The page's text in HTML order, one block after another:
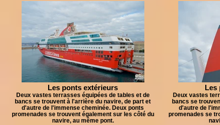
Les ponts extérieurs
Deux vastes terrasses équipées de tables et de
bancs se trouvent à l'arrière du navire, de part et
d'autre de l'immense cheminée. Deux ponts
promenades se trouvent également sur les côté du
navire, au même pont.
Les
Deux vastes
bancs se
d'autre de
promenades se